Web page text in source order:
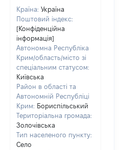
Країна: Україна
Поштовий індекс:
[Конфіденційна
інформація]
Автономна Республіка
Крим/область/місто зі
спеціальним статусом:
Київська
Район в області та
Автономній Республіці
Крим: Бориспільський
Територіальна громада:
Золочівська
Тип населеного пункту:
Село